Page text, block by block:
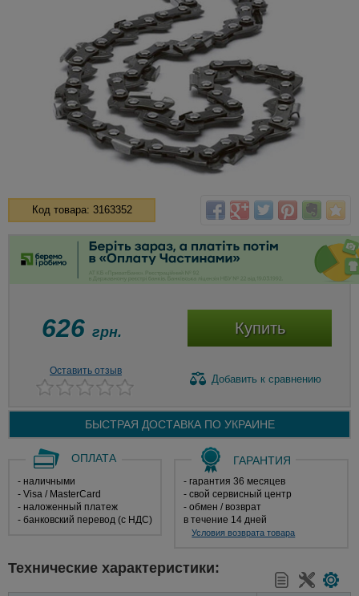
Код товара: 3163352
626 грн. Купить
Оставить отзыв
Добавить к сравнению
БЫСТРАЯ ДОСТАВКА ПО УКРАИНЕ
ОПЛАТА
- наличными
- Visa / MasterCard
- наложенный платеж
- банковский перевод (с НДС)
ГАРАНТИЯ
- гарантия 36 месяцев
- свой сервисный центр
- обмен / возврат
в течение 14 дней
Условия возврата товара
Технические характеристики: